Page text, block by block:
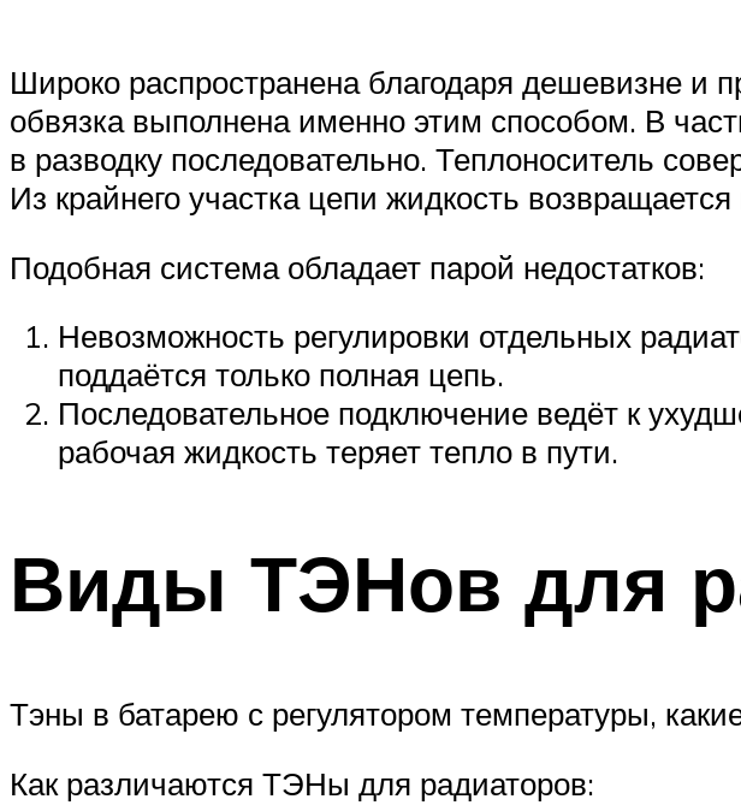
Широко распространена благодаря дешевизне и
обвязка выполнена именно этим способом. В
в разводку последовательно. Теплоноситель
Из крайнего участка цепи жидкость
Подобная система обладает парой недостатков:
Невозможность регулировки отдельных
поддаётся только полная цепь.
Последовательное подключение ведёт к
рабочая жидкость теряет тепло в пути.
Виды ТЭНов для
Тэны в батарею с регулятором температуры,
Как различаются ТЭНы для радиаторов: